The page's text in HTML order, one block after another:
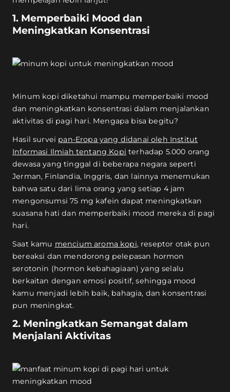
1. Memperbaiki Mood dan
Meningkatkan Konsentrasi
Minum kopi diketahui mampu memperbaiki mood
dan meningkatkan konsentrasi dalam menjalankan
aktivitas di pagi hari. Mengapa bisa begitu?
Hasil survei pan-Eropa yang didanai oleh Institut
Informasi Ilmiah tentang Kopi terhadap 5.000 orang
dewasa yang tinggal di beberapa negara seperti
Jerman, Finlandia, Inggris, dan lainnya menemukan
bahwa satu dari lima orang yang setiap 4 jam
mengonsumsi 75 mg kafein dapat meningkatkan
suasana hati dan memperbaiki mood mereka di pagi
hari.
Saat kamu mencium aroma kopi, reseptor otak pun
bereaksi dan mendorong pelepasan hormon
serotonin (hormon kebahagiaan) yang selalu
berkaitan dengan emosi positif, sehingga mood
kamu menjadi lebih baik, bahagia, dan konsentrasi
pun meningkat.
2. Meningkatkan Semangat dalam
Menjalani Aktivitas